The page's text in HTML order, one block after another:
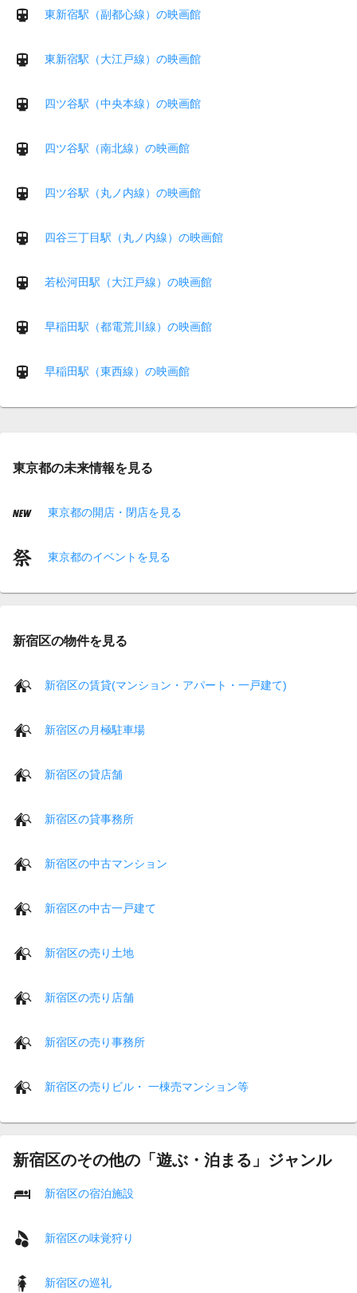
東新宿駅（副都心線）の映画館
東新宿駅（大江戸線）の映画館
四ツ谷駅（中央本線）の映画館
四ツ谷駅（南北線）の映画館
四ツ谷駅（丸ノ内線）の映画館
四谷三丁目駅（丸ノ内線）の映画館
若松河田駅（大江戸線）の映画館
早稲田駅（都電荒川線）の映画館
早稲田駅（東西線）の映画館
東京都の未来情報を見る
東京都の開店・閉店を見る
東京都のイベントを見る
新宿区の物件を見る
新宿区の賃貸(マンション・アパート・一戸建て)
新宿区の月極駐車場
新宿区の貸店舗
新宿区の貸事務所
新宿区の中古マンション
新宿区の中古一戸建て
新宿区の売り土地
新宿区の売り店舗
新宿区の売り事務所
新宿区の売りビル・ 一棟売マンション等
新宿区のその他の「遊ぶ・泊まる」ジャンル
新宿区の宿泊施設
新宿区の味覚狩り
新宿区の巡礼